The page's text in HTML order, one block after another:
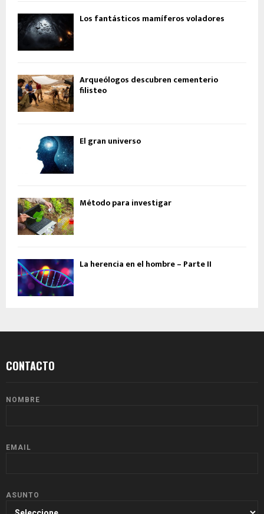
Los fantásticos mamíferos voladores
Arqueólogos descubren cementerio
filisteo
El gran universo
Método para investigar
La herencia en el hombre – Parte II
CONTACTO
NOMBRE
EMAIL
ASUNTO